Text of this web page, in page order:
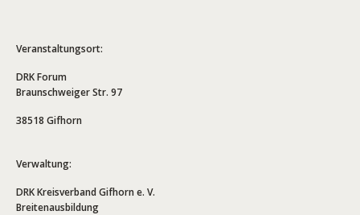
Veranstaltungsort:
DRK Forum
Braunschweiger Str. 97
38518 Gifhorn
Verwaltung:
DRK Kreisverband Gifhorn e. V.
Breitenausbildung